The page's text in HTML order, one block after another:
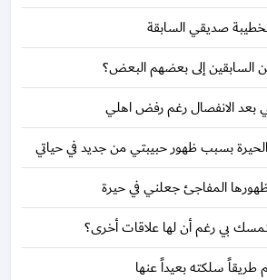
صديقي السابقة
السابقين إلى بعضهم البعض؟
بعد الانفصال رغم رفض اهلي
بسبب ظهور حبيبتي من جديد في حياتي
المفاجئ جعلني في حيرة
بي رغم أن لها علاقات أخرى؟
طريقاً سلكته بعيداً عنها